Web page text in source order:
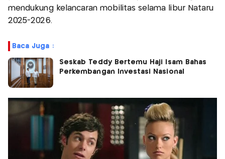
mendukung kelancaran mobilitas selama libur Nataru
2025-2026.
Baca Juga :
Seskab Teddy Bertemu Haji Isam Bahas
Perkembangan Investasi Nasional